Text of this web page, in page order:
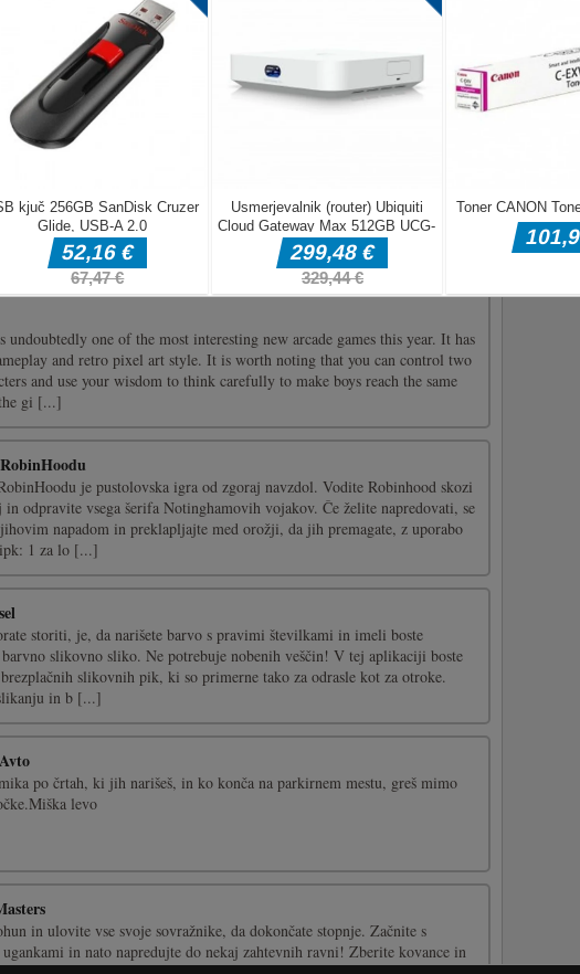
je v teh dneh zelo pomembno. Naučiti se moramo novega načina
se lahko s to igro na smešne načine naučite, kako se držati na daljavo od
Na vsaki sliki so primeri, kako morate ravnati. Izberite isto sliko in rešite
[...]
za vse ljubitelje rib! Ste v zadnjem času gojili ribo? Igrajte Fish Live
hranite in vzgajajte svoje ljubke ribice! Z igranjem te igre se lahko
zasvojeni s hranjenjem in skrbjo za čudovite ribice, okrasitvijo svojih
z e [...]
undoubtedly one of the most interesting new arcade games this year. It has
and retro pixel art style. It is worth noting that you can control two
and use your wisdom to think carefully to make boys reach the same
gi [...]
je pustolovska igra od zgoraj navzdol. Vodite Robinhood skozi
odpravite vsega šerifa Notinghamovih vojakov. Če želite napredovati, se
napadom in preklapljajte med orožji, da jih premagate, z uporabo
1 za lo [...]
storiti, je, da narišete barvo s pravimi številkami in imeli boste
slikovno sliko. Ne potrebuje nobenih veščin! V tej aplikaciji boste
slikovnih pik, ki so primerne tako za odrasle kot za otroke.
in b [...]
po črtah, ki jih narišeš, in ko konča na parkirnem mestu, greš mimo
levo
in ulovite vse svoje sovražnike, da dokončate stopnje. Začnite s
in nato napredujte do nekaj zahtevnih ravni! Zberite kovance in